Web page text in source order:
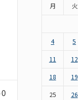
0
月 火
4
5
11
12
18
19
25
26